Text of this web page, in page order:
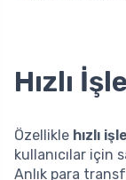
Hızlı
Özellikle hızlı
kullanıcılar için
Anlık para